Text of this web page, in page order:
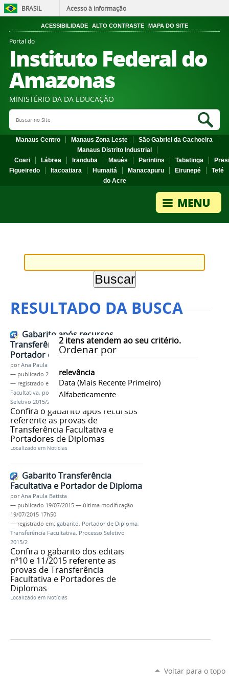
BRASIL Acesso à informação
ACESSIBILIDADE ALTO CONTRASTE MAPA DO SITE
Portal do
Instituto Federal do
Amazonas
MINISTÉRIO DA DA EDUCAÇÃO
Search Site
Manaus Centro Manaus Zona Leste
São Gabriel da Cachoeira
Manaus Distrito Industrial
Coari
Lábrea Iranduba Maués Parintins Tabatinga
Figueiredo
Itacoatiara Humaitá Manacapuru Eirunepé
Tefé
do Acre
RESULTADO DA BUSCA
2itens atendem ao seu critério.
Ordenar por
relevância
Data (mais Recente Primeiro)
Alfabeticamente
Gabarito após recursos
Transferência Facultativa e
Portador de Diploma
porAna Paula Batista
— publicado 23/07/2015
— registrado em:
Gabarito,Transferência
Facultativa, portador de diploma,Processo
Seletivo 2015/2
Confira o gabarito após recursos
referente as provas de
Transferência Facultativa e
Portadores de Diplomas
Localizado em Notícias
Gabarito Transferência
Facultativa e Portador de Diploma
porAna Paula Batista
— publicado 19/07/2015 — última modificação
19/07/2015 17h50
— registrado em: gabarito, Portador de Diploma,
Transferência Facultativa, Processo Seletivo
2015/2
Confira o gabarito dos editais
nº10 e 11/2015 referente as
provas de Transferência
Facultativa e Portadores de
Diplomas
Localizado em Notícias
Voltar para o topo